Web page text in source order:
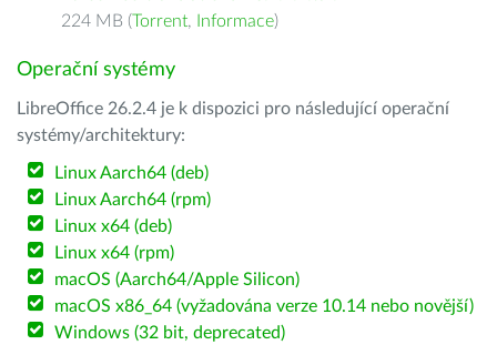
224 MB (Torrent, Informace)
Operační systémy
LibreOffice 26.2.4 je k dispozici pro následující operační
systémy/architektury:
Linux Aarch64 (deb)
Linux Aarch64 (rpm)
Linux x64 (deb)
Linux x64 (rpm)
macOS (Aarch64/Apple Silicon)
macOS x86_64 (vyžadována verze 10.14 nebo novější)
Windows (32 bit, deprecated)